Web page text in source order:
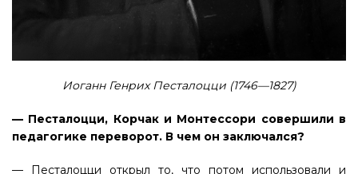
Иоганн Генрих Песталоцци (1746—1827)
— Песталоцци, Корчак и Монтессори совершили в
педагогике переворот. В чем он заключался?
— Песталоцци открыл то, что потом использовали и